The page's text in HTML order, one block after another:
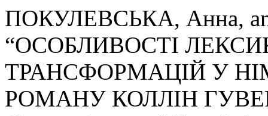
ПОКУЛЕВСЬКА, Анна,
“ОСОБЛИВОСТІ
ТРАНСФОРМАЦІЙ У
РОМАНУ КОЛЛІН ГУВЕР